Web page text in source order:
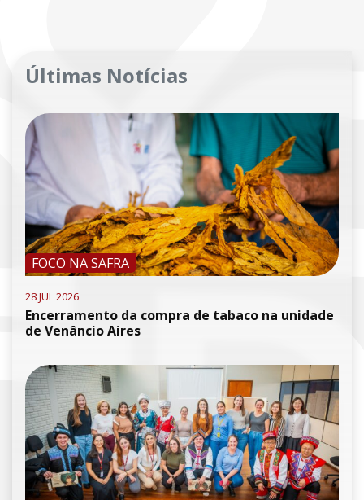
Últimas Notícias
FOCO NA SAFRA
28 JUL 2026
Encerramento da compra de tabaco na unidade
de Venâncio Aires